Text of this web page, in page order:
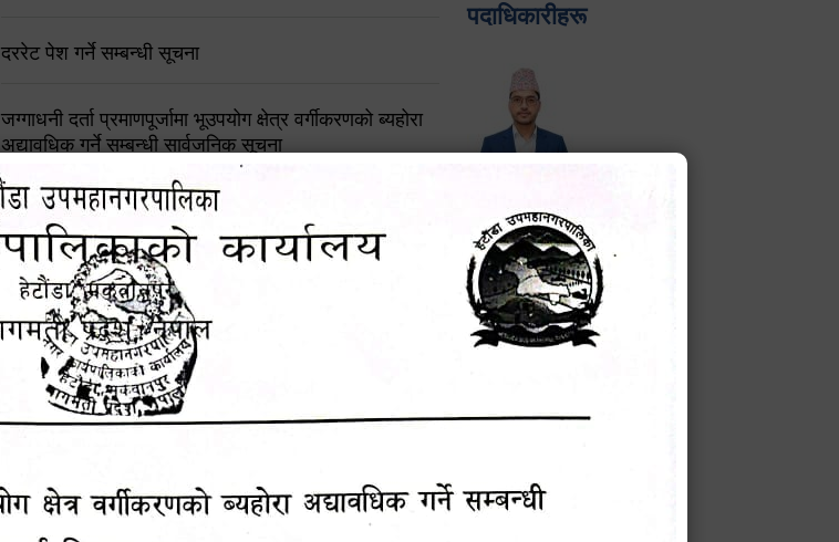
दररेट पेश गर्ने सम्बन्धी सूचना
जग्गाधनी दर्ता प्रमाणपूर्जामा भूउपयोग क्षेत्र वर्गीकरणको ब्यहोरा
अद्यावधिक गर्ने सम्बन्धी सार्वजनिक सूचना
आशय पत्र दर्ता सम्बन्धी सूचना
शिक्षक सरुवा सहमतिका लागि दरखास्त आव्हान सम्बन्धी सूचना !
हेटौंडा उपमहानगरपालिकाको सूची दर्ता सम्बन्धी सूचना
चुरियामाई सुरुङको संरक्षण तथा व्यवस्थापनको जिम्मेवारी
पोषाक र परिचयपत्र अनिवार्य लगाउने सम्बन्धमा ।
पदाधिकारीहरू
प्रमुख प्रशासकीय अधिकृत
Phone: 9855010111
सविन न्यौपाने